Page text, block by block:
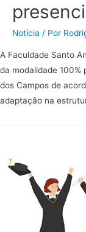
Notícia / Por
A Faculdade Santo
da modalidade 100%
dos Campos de
adaptação na